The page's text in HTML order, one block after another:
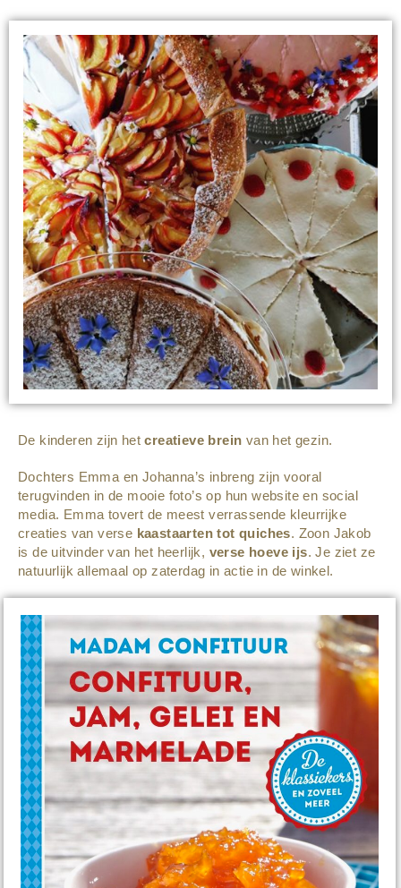
De kinderen zijn hetcreatieve brein van het gezin.
Dochters Emma en Johanna’s inbreng zijn vooral
terugvinden in de mooie foto’s op hun website en social
media. Emma tovert de meest verrassende kleurrijke
creaties van verse kaastaarten tot quiches. Zoon Jakob
is de uitvinder van het heerlijk, verse hoeve ijs. Je ziet ze
natuurlijk allemaal op zaterdag in actie in de winkel.